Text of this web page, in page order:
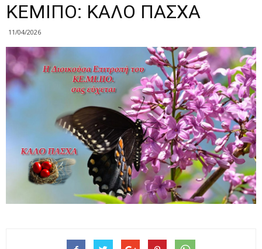
ΚΕΜΙΠΟ: ΚΑΛΟ ΠΑΣΧΑ
11/04/2026